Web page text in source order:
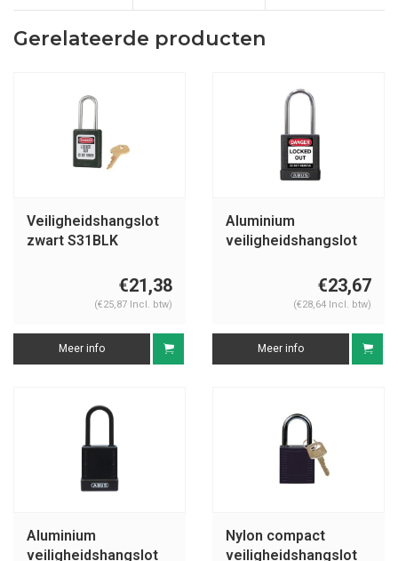
Gerelateerde producten
Veiligheidshangslot
zwart S31BLK
€21,38
(€25,87 Incl. btw)
Meer info
Aluminium
veiligheidshangslot
74BS/40 zwart€23,67
(€28,64 Incl. btw)
Meer info
Aluminium
veiligheidshangslot
Nylon compact
veiligheidshangslot